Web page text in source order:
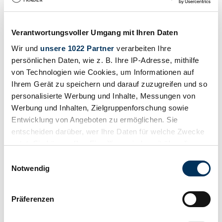
Verantwortungsvoller Umgang mit Ihren Daten
Wir und unsere 1022 Partner verarbeiten Ihre
persönlichen Daten, wie z. B. Ihre IP-Adresse, mithilfe
von Technologien wie Cookies, um Informationen auf
Ihrem Gerät zu speichern und darauf zuzugreifen und so
personalisierte Werbung und Inhalte, Messungen von
Werbung und Inhalten, Zielgruppenforschung sowie
Entwicklung von Angeboten zu ermöglichen. Sie
entscheiden darüber, wer Ihre Daten für welche Zwecke
nutzt. Sie können Ihre Einwilligung jederzeit über die
Trigger Symbol ändern oder widerrufen
Informationen über Ihre geografische Lage
Notwendig
Präferenzen
Alle Services zu diesem Fahrzeug